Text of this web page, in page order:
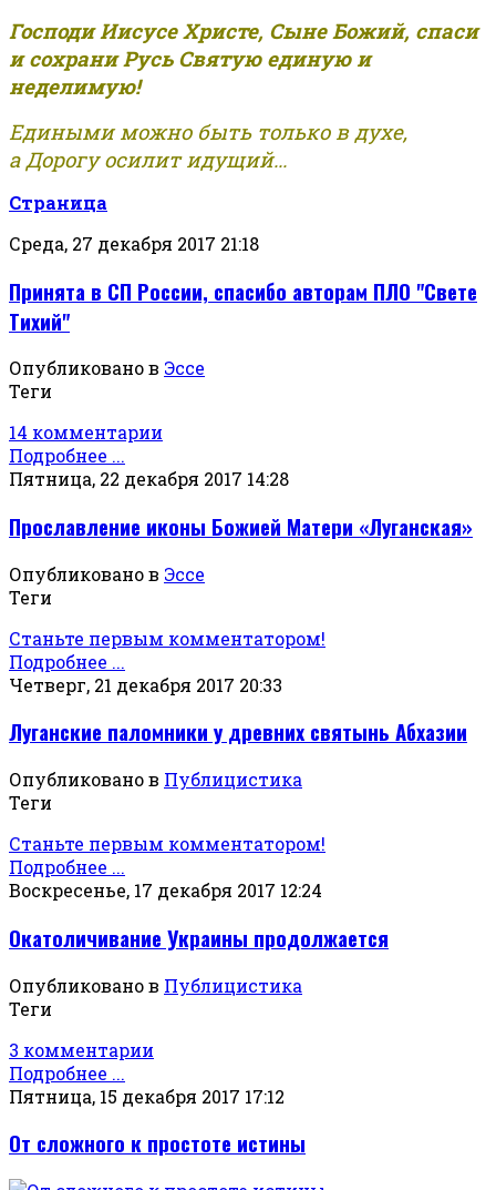
Господи Иисусе Христе, Сыне Божий, спаси
и сохрани Русь Святую единую и
неделимую!
Едиными можно быть только в духе,
а Дорогу осилит идущий...
Страница
Среда, 27 декабря 2017 21:18
Принята в СП России, спасибо авторам ПЛО "Свете
Тихий"
Опубликовано в Эссе
Теги
14 комментарии
Подробнее ...
Пятница, 22 декабря 2017 14:28
Прославление иконы Божией Матери «Луганская»
Опубликовано в Эссе
Теги
Станьте первым комментатором!
Подробнее ...
Четверг, 21 декабря 2017 20:33
Луганские паломники у древних святынь Абхазии
Опубликовано в Публицистика
Теги
Станьте первым комментатором!
Подробнее ...
Воскресенье, 17 декабря 2017 12:24
Окатоличивание Украины продолжается
Опубликовано в Публицистика
Теги
3 комментарии
Подробнее ...
Пятница, 15 декабря 2017 17:12
От сложного к простоте истины